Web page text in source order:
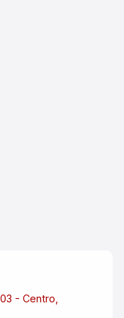
da Praça
Açúcar e
Sítio Verde
- Centro,